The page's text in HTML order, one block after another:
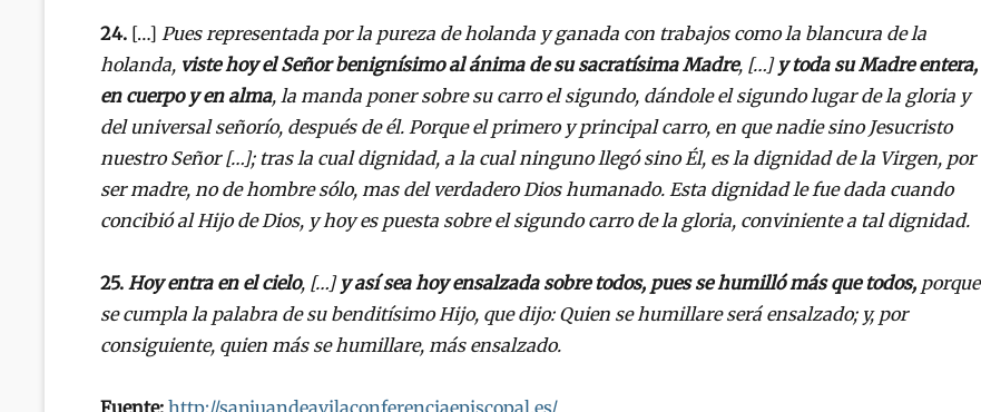
24. […] Pues representada por la pureza de holanda y ganada con trabajos como la blancura de la
holanda, viste hoy el Señor benignísimo al ánima de su sacratísima Madre, […] y toda su Madre entera,
en cuerpo y en alma, la manda poner sobre su carro el sigundo, dándole el sigundo lugar de la gloria y
del universal señorío, después de él. Porque el primero y principal carro, en que nadie sino Jesucristo
nuestro Señor […]; tras la cual dignidad, a la cual ninguno llegó sino Él, es la dignidad de la Virgen, por
ser madre, no de hombre sólo, mas del verdadero Dios humanado. Esta dignidad le fue dada cuando
concibió al Hijo de Dios, y hoy es puesta sobre el sigundo carro de la gloria, conviniente a tal dignidad.
25. Hoy entra en el cielo, […] y así sea hoy ensalzada sobre todos, pues se humilló más que todos, porque
se cumpla la palabra de su benditísimo Hijo, que dijo: Quien se humillare será ensalzado; y, por
consiguiente, quien más se humillare, más ensalzado.